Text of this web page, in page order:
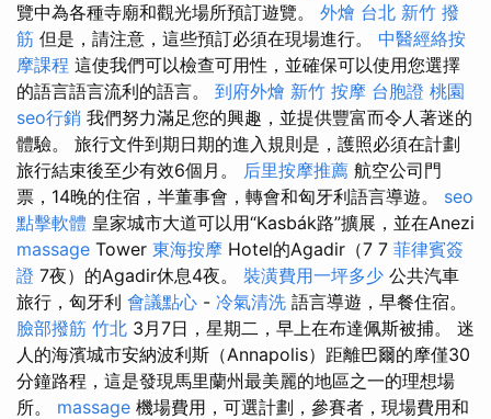
覽中為各種寺廟和觀光場所預訂遊覽。 外燴 台北 新竹 撥
筋 但是，請注意，這些預訂必須在現場進行。 中醫經絡按
摩課程 這使我們可以檢查可用性，並確保可以使用您選擇
的語言語言流利的語言。 到府外燴 新竹 按摩 台胞證 桃園
seo行銷 我們努力滿足您的興趣，並提供豐富而令人著迷的
體驗。 旅行文件到期日期的進入規則是，護照必須在計劃
旅行結束後至少有效6個月。 后里按摩推薦 航空公司門
票，14晚的住宿，半董事會，轉會和匈牙利語言導遊。 seo
點擊軟體 皇家城市大道可以用“Kasbák路”擴展，並在Anezi
massage Tower 東海按摩 Hotel的Agadir（7 7 菲律賓簽
證 7夜）的Agadir休息4夜。 裝潢費用一坪多少 公共汽車
旅行，匈牙利 會議點心 - 冷氣清洗 語言導遊，早餐住宿。
臉部撥筋 竹北 3月7日，星期二，早上在布達佩斯被捕。 迷
人的海濱城市安納波利斯（Annapolis）距離巴爾的摩僅30
分鐘路程，這是發現馬里蘭州最美麗的地區之一的理想場
所。 massage 機場費用，可選計劃，參賽者，現場費用和